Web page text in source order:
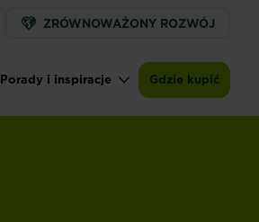
ZRÓWNOWAŻONY ROZWÓJ
Porady i inspiracje Gdzie kupić